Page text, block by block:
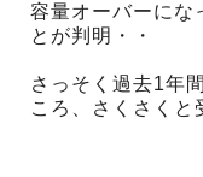
容量オーバーにな
とが判明・・
さっそく過去1年
ころ、さくさくと